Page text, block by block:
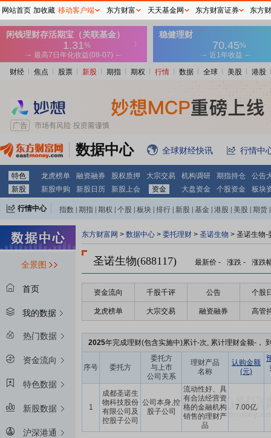
财经 焦点 股票 新股 期指 期权 行情 数据 全球 美股 港股
数据中心 全球财经快讯 行情中
特色 龙虎榜单 融资融券 股权质押 大宗交易 机构调研 期指持仓
公告
新股
新股申购 新股日历 新股上会 资金 大盘资金 个股资金 板块
行情中心 指数 期指 期权 个股 板块 排行 新股 基金 港股 美股 期货
全景图
首页
我的数据
热门数据
资金流向
特色数据
新股数据
沪深港通
东方财富网 > 数据中心 > 委托理财 > 圣诺生物 > 圣诺生物-
圣诺生物(688117) 最新价 - 涨跌 - 涨跌
资金流向 千股千评 公告 个股
龙虎榜单 大宗交易 融资融券 高管
2025年完成理财(包含实施中)累计-次, 累计理财金额-，
序号 委托方
委托方
与上市
公司关系
理财产品
名称
认购金额
(元)
1
成都圣诺生
物科技股份
有限公司及
控股子公司
公司本身,控
股子公司
流动性好、具
有合法经营资
格的金融机构
销售的理财产
品
7.00亿
网站首页 加收藏 移动客户端 东方财富 天天基金网 东方财富证券 东方